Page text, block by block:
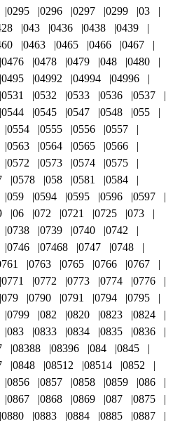
0295 0296 0297 0299
03
043 0436 0438
0439
0463 0465 0466
0467
0476 0478 0479 048
0480
0495 04992 04994
04996
0531 0532 0533 0536
0537
0544 0545 0547 0548
055
0554 0555 0556
0557
0563 0564 0565
0566
0572 0573 0574
0575
0578 058 0581
0584
059 0594 0595 0596
0597
06 072 0721 0725
073
0738 0739 0740
0742
0746 07468 0747
0748
0763 0765 0766
0767
0771 0772 0773 0774
0776
079 0790 0791 0794
0795
0799 082 0820 0823
0824
083 0833 0834 0835
0836
08388 08396 084
0845
0848 08512 08514
0852
0856 0857 0858 0859
086
0867 0868 0869 087
0875
0880 0883 0884 0885
0887